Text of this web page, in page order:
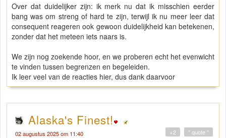
Over dat duidelijker zijn: ik merk nu dat ik misschien eerder
bang was om streng of hard te zijn, terwijl ik nu meer leer dat
consequent reageren ook gewoon duidelijkheid kan betekenen,
zonder dat het meteen iets naars is.
We zijn nog zoekende hoor, en we proberen echt het evenwicht
te vinden tussen begrenzen en begeleiden.
Ik leer veel van de reacties hier, dus dank daarvoor
Alaska's Finest!
02 augustus 2025 om 11:40 " quote "
+2